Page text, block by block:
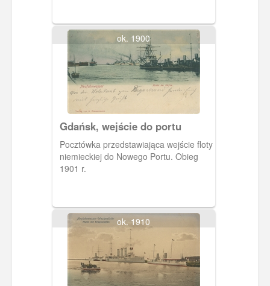
ok. 1900
Gdańsk, wejście do portu
Pocztówka przedstawiająca wejście floty
niemieckiej do Nowego Portu. Obieg
1901 r.
ok. 1910